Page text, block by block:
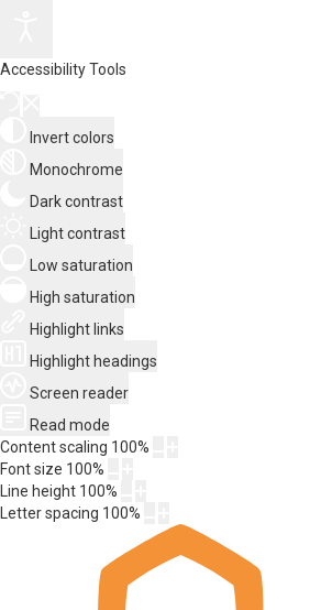
Accessibility Tools
Invert colors
Monochrome
Dark contrast
Light contrast
Low saturation
High saturation
Highlight links
Highlight headings
Screen reader
Read mode
Content scaling 100%
Font size 100%
Line height 100%
Letter spacing 100%